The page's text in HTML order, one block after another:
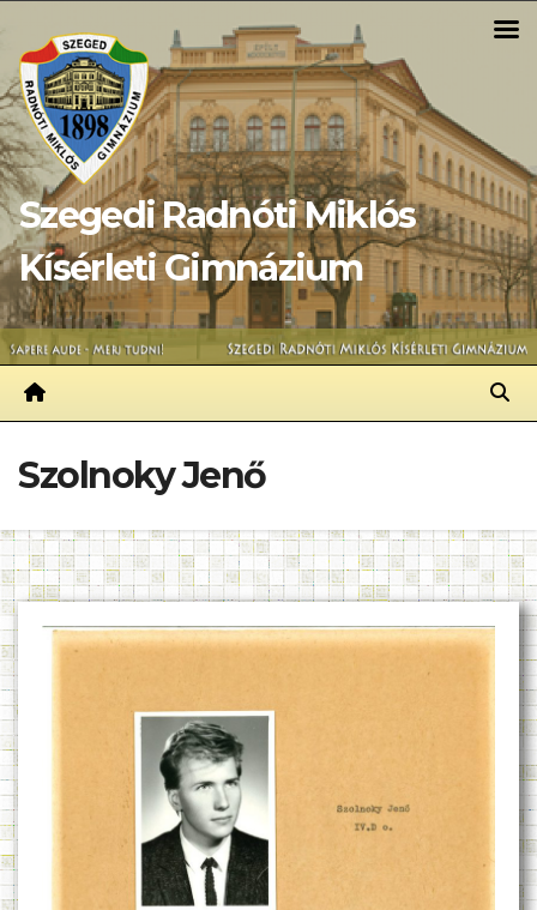
content
Szegedi Radnóti Miklós
Kísérleti Gimnázium
Szolnoky Jenő